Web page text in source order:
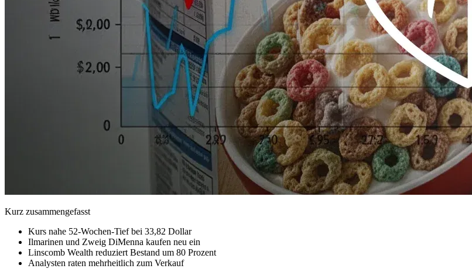
Kurz zusammengefasst
Kurs nahe 52-Wochen-Tief bei 33,82 Dollar
Ilmarinen und Zweig DiMenna kaufen neu ein
Linscomb Wealth reduziert Bestand um 80 Prozent
Analysten raten mehrheitlich zum Verkauf